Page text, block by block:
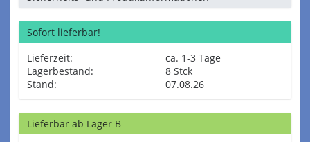
Sofort lieferbar!
Lieferzeit:
ca. 1-3 Tage
Lagerbestand:
8 Stck
Stand:
07.08.26
Lieferbar ab Lager B